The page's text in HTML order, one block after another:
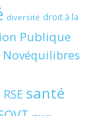
diversité droit à la
Publique
Novéquilibres
RSE santé